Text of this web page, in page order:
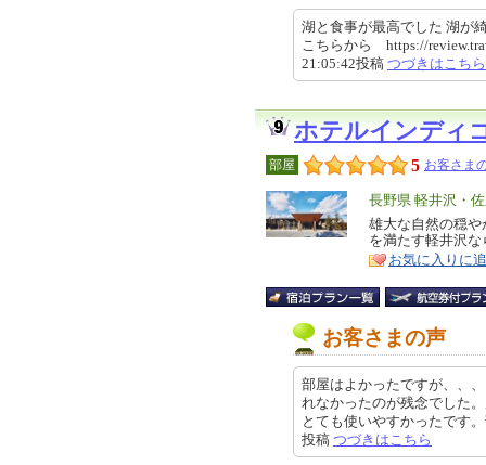
湖と食事が最高でした 湖が
こちらから https://
21:05:42投稿 つづきはこちら
ホテルインデ
部屋 5 お客さま
エ
リ
ア
長野県 軽井沢・
特
徴
雄大な自然の穏
を満たす軽井沢
お気に入りに
お客さまの声
部屋はよかったですが、、
れなかったのが残念でした
とても使いやすかったです
投稿 つづきはこちら